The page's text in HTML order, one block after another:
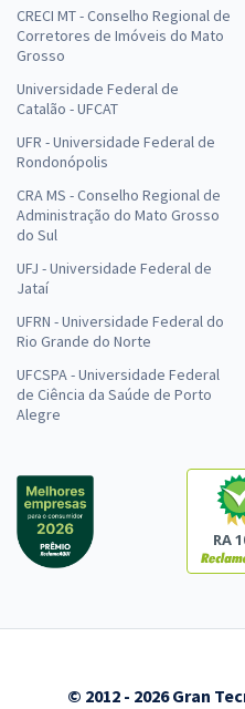
CRECI MT - Conselho Regional de
Corretores de Imóveis do Mato
Grosso
Universidade Federal de
Catalão - UFCAT
UFR - Universidade Federal de
Rondonópolis
CRA MS - Conselho Regional de
Administração do Mato Grosso
do Sul
UFJ - Universidade Federal de
Jataí
UFRN - Universidade Federal do
Rio Grande do Norte
UFCSPA - Universidade Federal
de Ciência da Saúde de Porto
Alegre
RA
© 2012 - 2026 Gran